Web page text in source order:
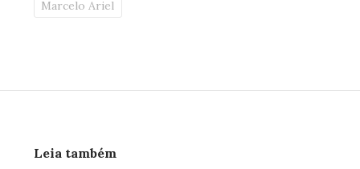
Marcelo Ariel
Leia também